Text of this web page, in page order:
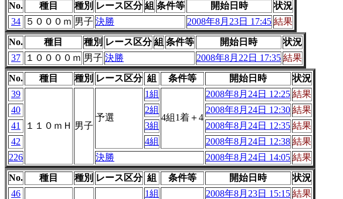
No. 種目 種別 レース区分 組 条件等 開始日時
状況
34
５０００ｍ 男子 決勝 2008年8月23日 17:45 結果
No. 種目 種別 レース区分 組 条件等 開始日時
状況
37
１００００ｍ 男子 決勝 2008年8月22日 17:35 結果
No. 種目 種別 レース区分 組 条件等 開始日時
状況
39
１１０ｍＨ 男子
予選
1組
4組1着＋4
2008年8月24日 12:25 結果
40
2組 2008年8月24日 12:30 結果
41
3組 2008年8月24日 12:35 結果
42
4組 2008年8月24日 12:38 結果
226
決勝 2008年8月24日 14:05 結果
No. 種目 種別 レース区分 組 条件等 開始日時
状況
46
1組 2008年8月23日 15:15 結果